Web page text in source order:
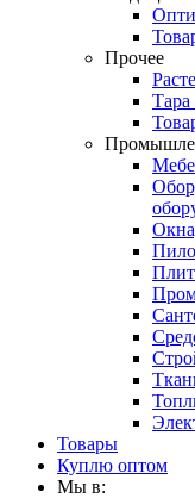
Прочее
Тара
Товары
Куплю оптом
Мы в: